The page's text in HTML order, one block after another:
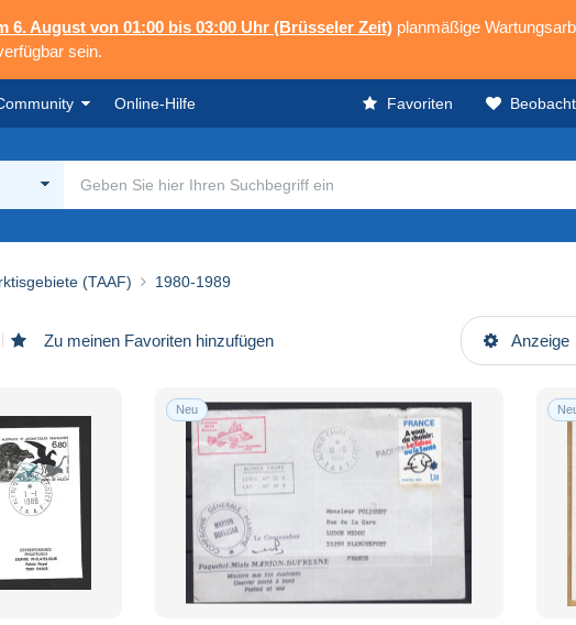
6. August von 01:00 bis 03:00 Uhr (Brüsseler Zeit) planmäßige
sein.
Online-Hilfe Favoriten
(TAAF) 1980-1989
Zu meinen Favoriten hinzufügen Anzeige
Neu